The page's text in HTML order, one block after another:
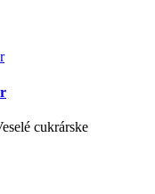
cukrárske